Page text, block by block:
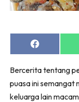
Share
on
Bercerita tentang
puasa ini semangat
keluarga lain